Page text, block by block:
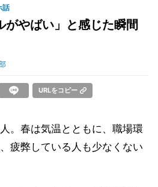
話
がやばい」と感じた瞬間
URLをコピー
。春は気温とともに、職場環
疲弊している人も少なくない